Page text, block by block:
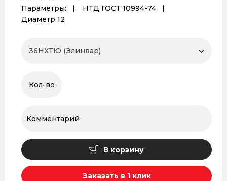
Параметры:
НТД ГОСТ 10994-74
Диаметр 12
В корзину
Заказать в 1 клик